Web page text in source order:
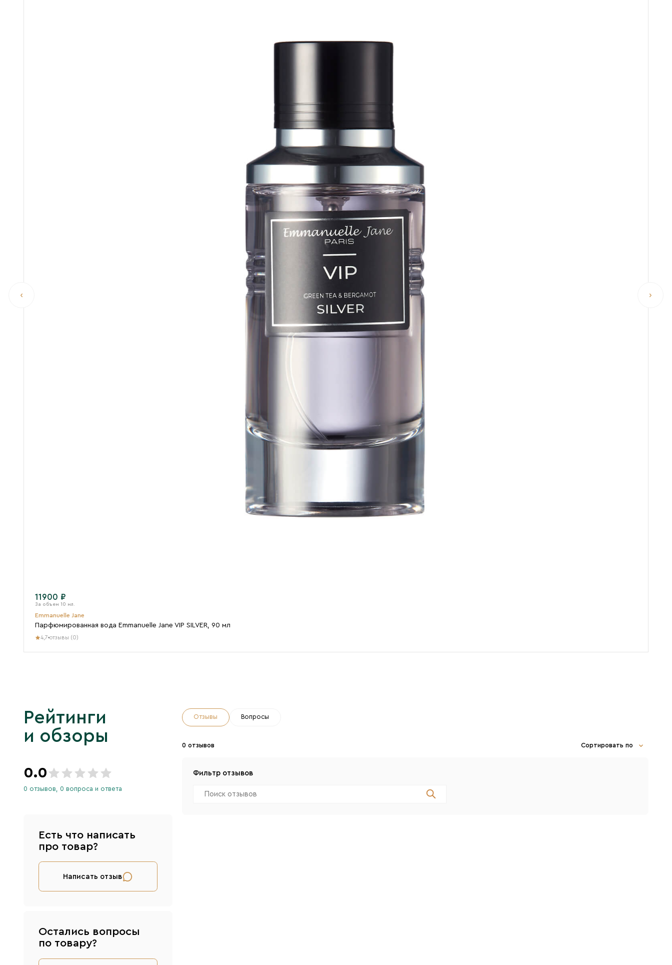
11900 ₽
Emmanuelle Jane
Парфюмированная вода Emmanuelle Jane VIP SILVER, 90 мл
4,7 отзывы (0)
Рейтинги
и обзоры
0.0
0 отзывов, 0 вопроса и ответа
Есть что написать
про товар?
Написать отзыв
Остались вопросы
по товару?
Отзывы Вопросы
0 отзывов Сортировать по
Фильтр отзывов